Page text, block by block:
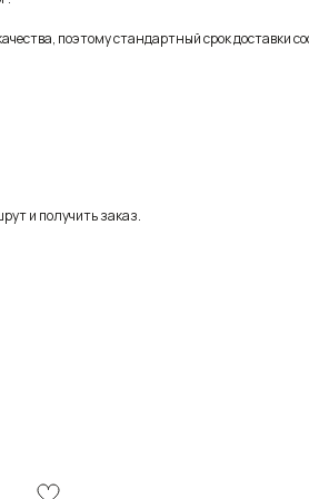
поэтому стандартный срок доставки
и получить заказ.